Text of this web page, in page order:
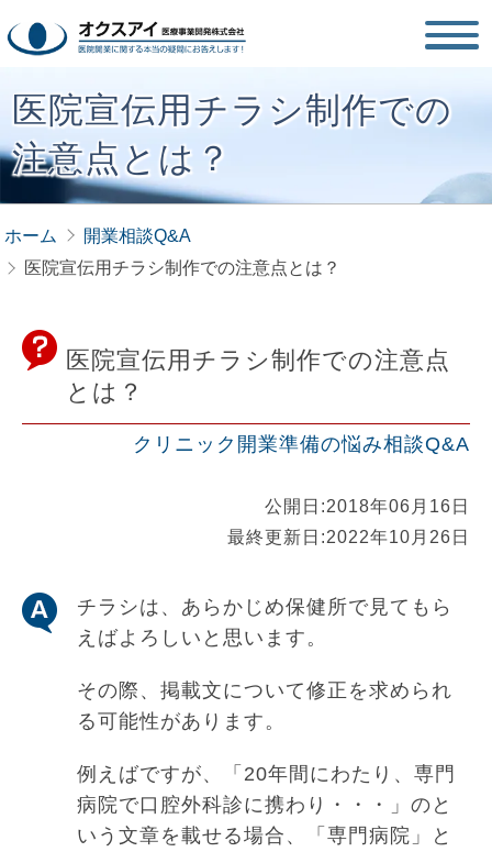
医院宣伝用チラシ制作での
注意点とは？
ホーム
開業相談Q&A
医院宣伝用チラシ制作での注意点とは？
医院宣伝用チラシ制作での注意点
とは？
クリニック開業準備の悩み相談Q&A
公開日:2018年06月16日
最終更新日:2022年10月26日
チラシは、あらかじめ保健所で見てもら
えばよろしいと思います。
その際、掲載文について修正を求められ
る可能性があります。
例えばですが、「20年間にわたり、専門
病院で口腔外科診に携わり・・・」のと
いう文章を載せる場合、「専門病院」と